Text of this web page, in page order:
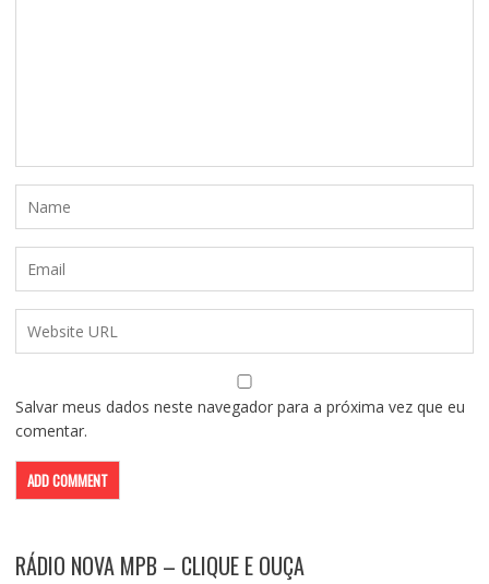
Salvar meus dados neste navegador para a próxima vez que eu
comentar.
RÁDIO NOVA MPB – CLIQUE E OUÇA